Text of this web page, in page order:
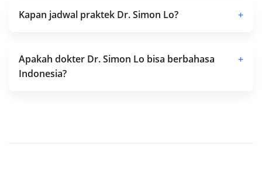
Kapan jadwal praktek Dr. Simon Lo? +
Apakah dokter Dr. Simon Lo bisa berbahasa
Indonesia?
+